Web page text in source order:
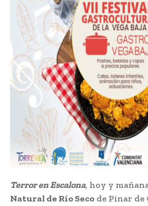
Terror en Escalona, hoy y
Natural de Río Seco de Pinar de